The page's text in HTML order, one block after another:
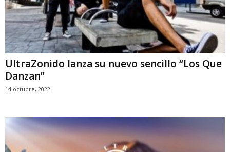
UltraZonido lanza su nuevo sencillo “Los Que
Danzan”
14 octubre, 2022